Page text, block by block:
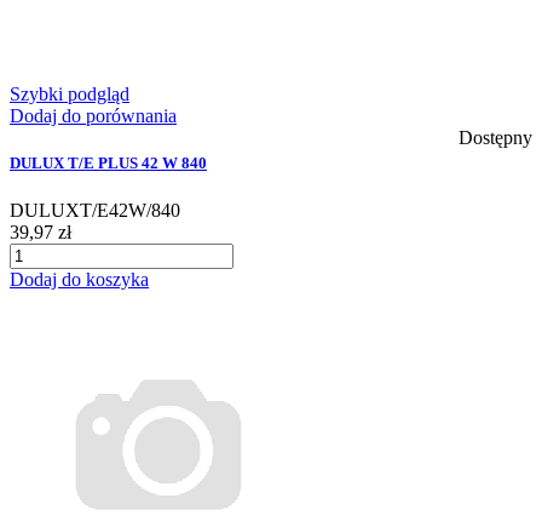
Szybki podgląd
Dodaj do porównania
Dostępny
DULUX T/E PLUS 42 W 840
DULUXT/E42W/840
39,97 zł
Dodaj do koszyka